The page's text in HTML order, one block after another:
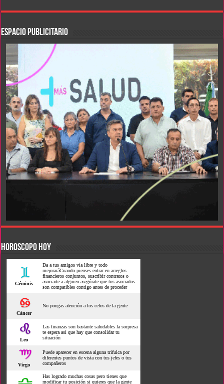
ESPACIO PUBLICITARIO
HOROSCOPO HOY